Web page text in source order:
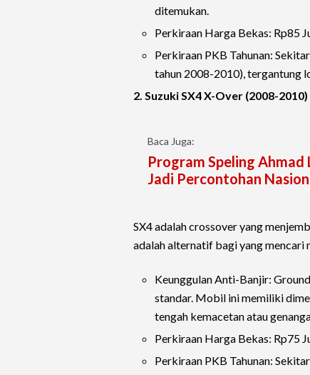
ditemukan.
Perkiraan Harga Bekas: Rp85
Perkiraan PKB Tahunan:
tahun 2008-2010), tergantung
2. Suzuki SX4 X-Over (2008-2010)
Baca Juga:
Program Speling
Jadi Percontohan
SX4 adalah crossover yang
adalah alternatif bagi yang mencari
Keunggulan Anti-Banjir:
standar. Mobil ini memiliki
tengah kemacetan atau
Perkiraan Harga Bekas: Rp75
Perkiraan PKB Tahunan: